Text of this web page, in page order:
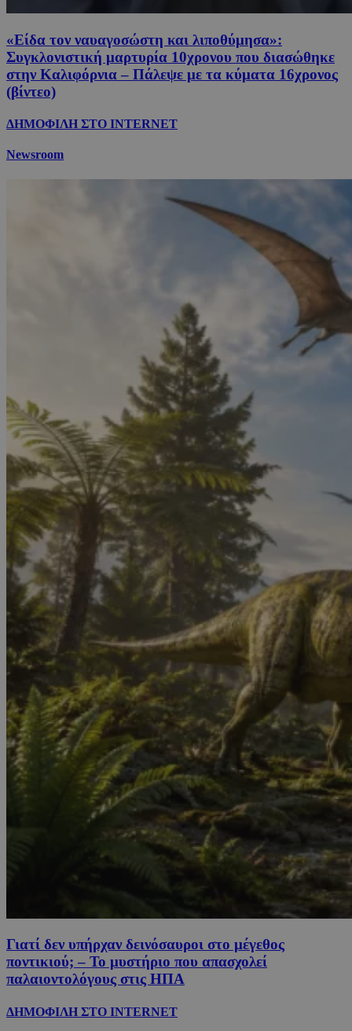
«Είδα τον ναυαγοσώστη και λιποθύμησα»:
Συγκλονιστική μαρτυρία 10χρονου που διασώθηκε
στην Καλιφόρνια – Πάλεψε με τα κύματα 16χρονος
(βίντεο)
ΔΗΜΟΦΙΛΗ ΣΤΟ INTERNET
Newsroom
Γιατί δεν υπήρχαν δεινόσαυροι στο μέγεθος
ποντικιού; – Το μυστήριο που απασχολεί
παλαιοντολόγους στις ΗΠΑ
ΔΗΜΟΦΙΛΗ ΣΤΟ INTERNET